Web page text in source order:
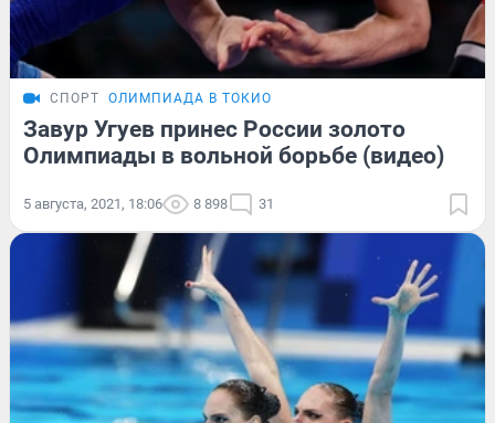
СПОРТ ОЛИМПИАДА В ТОКИО
Завур Угуев принес России золото
Олимпиады в вольной борьбе (видео)
5 августа, 2021, 18:06 8 898 31